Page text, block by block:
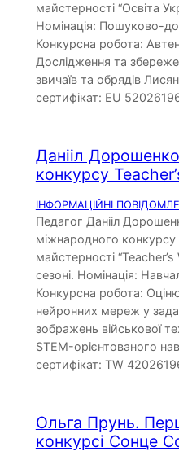
майстерності “Освіта
Номінація: Пошуково-
Конкурсна робота:
Дослідження та
звичаїв та обрядів
сертифікат: EU
Данііл
конкурсу
ІНФОРМАЦІЙНІ
Педагог Данііл
міжнародного конкурсу
майстерності
сезоні. Номінація:
Конкурсна робота:
нейронних мереж у
зображень військової
STEM-орієнтованого
сертифікат: TW
Ольга Прунь.
конкурсі Сонце